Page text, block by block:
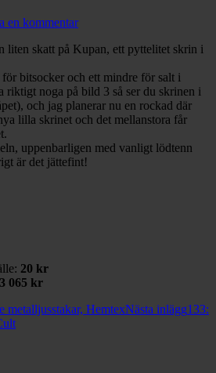
en kommentar
liten skatt på Kupan, ett pyttelitet skrin i
bitsocker och ett mindre för salt i
riktigt noga på bild 3 så ser du skrinen i
och jag planerar nu en rockad där
lilla skrinet och det mellanstora får
uppenbarligen med vanligt lödtenn
är det jättefint!
20 kr
3 065 kr
metalljusstakar, HemtexNästa inlägg133: